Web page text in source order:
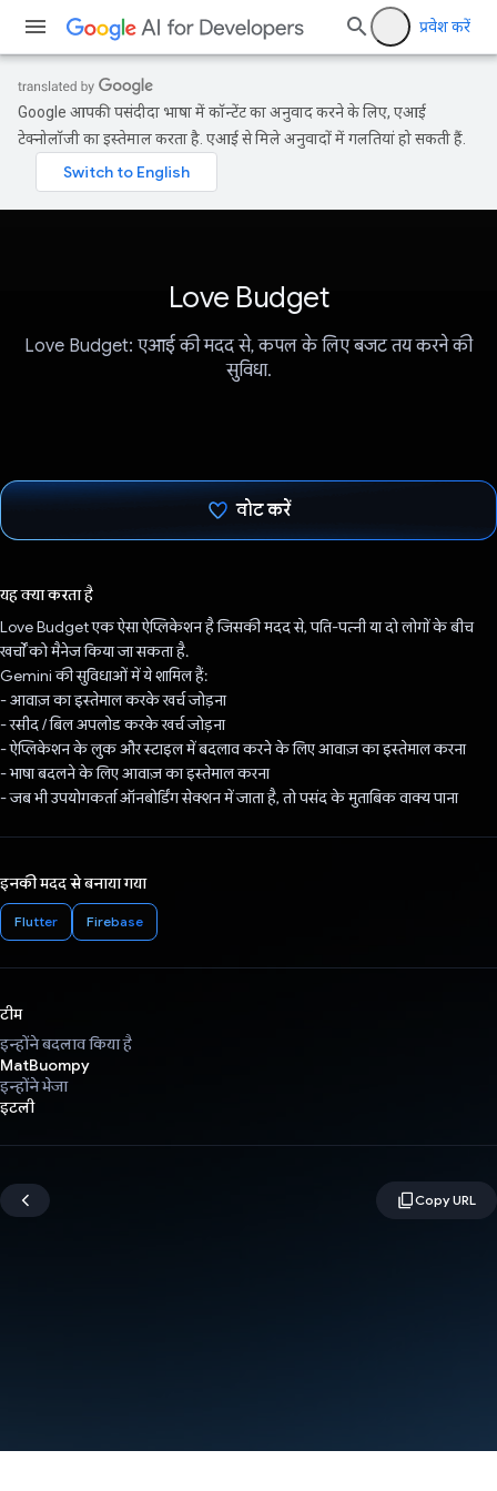
प्रवेश करें
Google आपकी पसंदीदा भाषा में कॉन्टेंट का अनुवाद करने के लिए, एआई
टेक्नोलॉजी का इस्तेमाल करता है. एआई से मिले अनुवादों में गलतियां हो सकती हैं.
Love Budget
Love Budget: एआई की मदद से, कपल के लिए बजट तय करने की
सुविधा.
वोट करें
यह क्या करता है
Love Budget एक ऐसा ऐप्लिकेशन है जिसकी मदद से, पति-पत्नी या दो लोगों के बीच
खर्चों को मैनेज किया जा सकता है.
Gemini की सुविधाओं में ये शामिल हैं:
- आवाज़ का इस्तेमाल करके खर्च जोड़ना
- रसीद / बिल अपलोड करके खर्च जोड़ना
- ऐप्लिकेशन के लुक और स्टाइल में बदलाव करने के लिए आवाज़ का इस्तेमाल करना
- भाषा बदलने के लिए आवाज़ का इस्तेमाल करना
- जब भी उपयोगकर्ता ऑनबोर्डिंग सेक्शन में जाता है, तो पसंद के मुताबिक वाक्य पाना
इनकी मदद से बनाया गया
Flutter Firebase
टीम
इन्होंने बदलाव किया है
MatBuompy
इन्होंने भेजा
इटली